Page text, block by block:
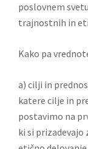
poslovnem
trajnostnih in
Kako pa
a) cilji in
katere cilje in
postavimo na
ki si